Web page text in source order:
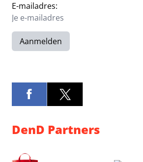
E-mailadres:
Aanmelden
DenD Partners